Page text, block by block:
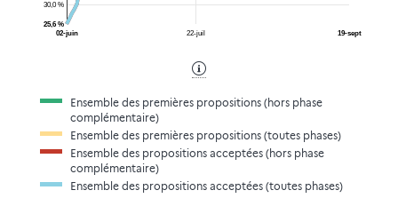
22-juil
02-juin 19-sept
30,0 %
25,6 %
Ensemble des premières propositions (hors phase
complémentaire)
Ensemble des premières propositions (toutes phases)
Ensemble des propositions acceptées (hors phase
complémentaire)
Ensemble des propositions acceptées (toutes phases)